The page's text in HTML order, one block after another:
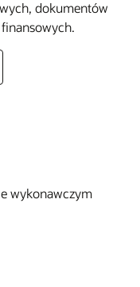
dokumentów
wykonawczym